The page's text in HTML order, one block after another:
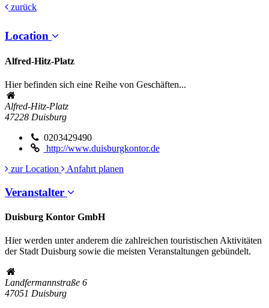
zurück
Location
Alfred-Hitz-Platz
Hier befinden sich eine Reihe von Geschäften...
Alfred-Hitz-Platz
47228 Duisburg
0203429490
http://www.duisburgkontor.de
zur Location
Anfahrt planen
Veranstalter
Duisburg Kontor GmbH
Hier werden unter anderem die zahlreichen touristischen Aktivitäten
der Stadt Duisburg sowie die meisten Veranstaltungen gebündelt.
Landfermannstraße 6
47051 Duisburg